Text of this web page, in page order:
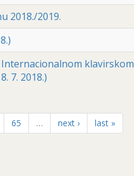
2018./2019.
klavirskom
7. 2018.)
65 … next › last »